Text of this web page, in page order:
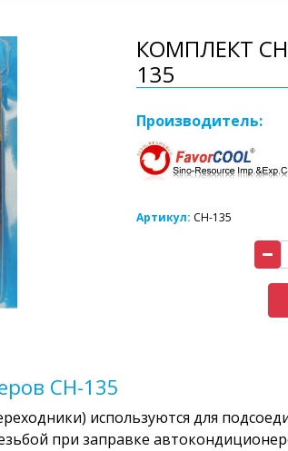
КОМПЛЕКТ
135
Производитель:
Артикул: CH-135
CH-135
используются для
при заправке